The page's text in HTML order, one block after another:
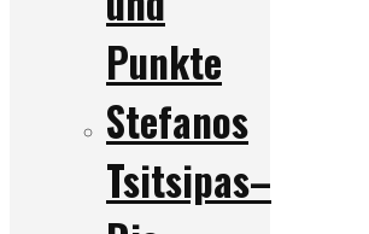
Punkte
Stefanos
Tsitsipas–